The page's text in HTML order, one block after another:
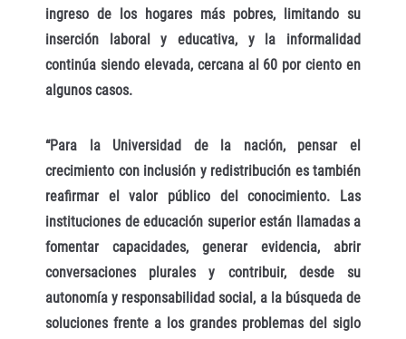
ingreso de los hogares más pobres, limitando su
inserción laboral y educativa, y la informalidad
continúa siendo elevada, cercana al 60 por ciento en
algunos casos.
“Para la Universidad de la nación, pensar el
crecimiento con inclusión y redistribución es también
reafirmar el valor público del conocimiento. Las
instituciones de educación superior están llamadas a
fomentar capacidades, generar evidencia, abrir
conversaciones plurales y contribuir, desde su
autonomía y responsabilidad social, a la búsqueda de
soluciones frente a los grandes problemas del siglo